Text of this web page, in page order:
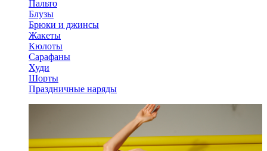
Пальто
Блузы
Брюки и джинсы
Жакеты
Кюлоты
Сарафаны
Худи
Шорты
Праздничные наряды